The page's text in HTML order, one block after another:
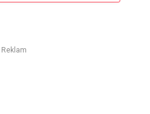
Reklam